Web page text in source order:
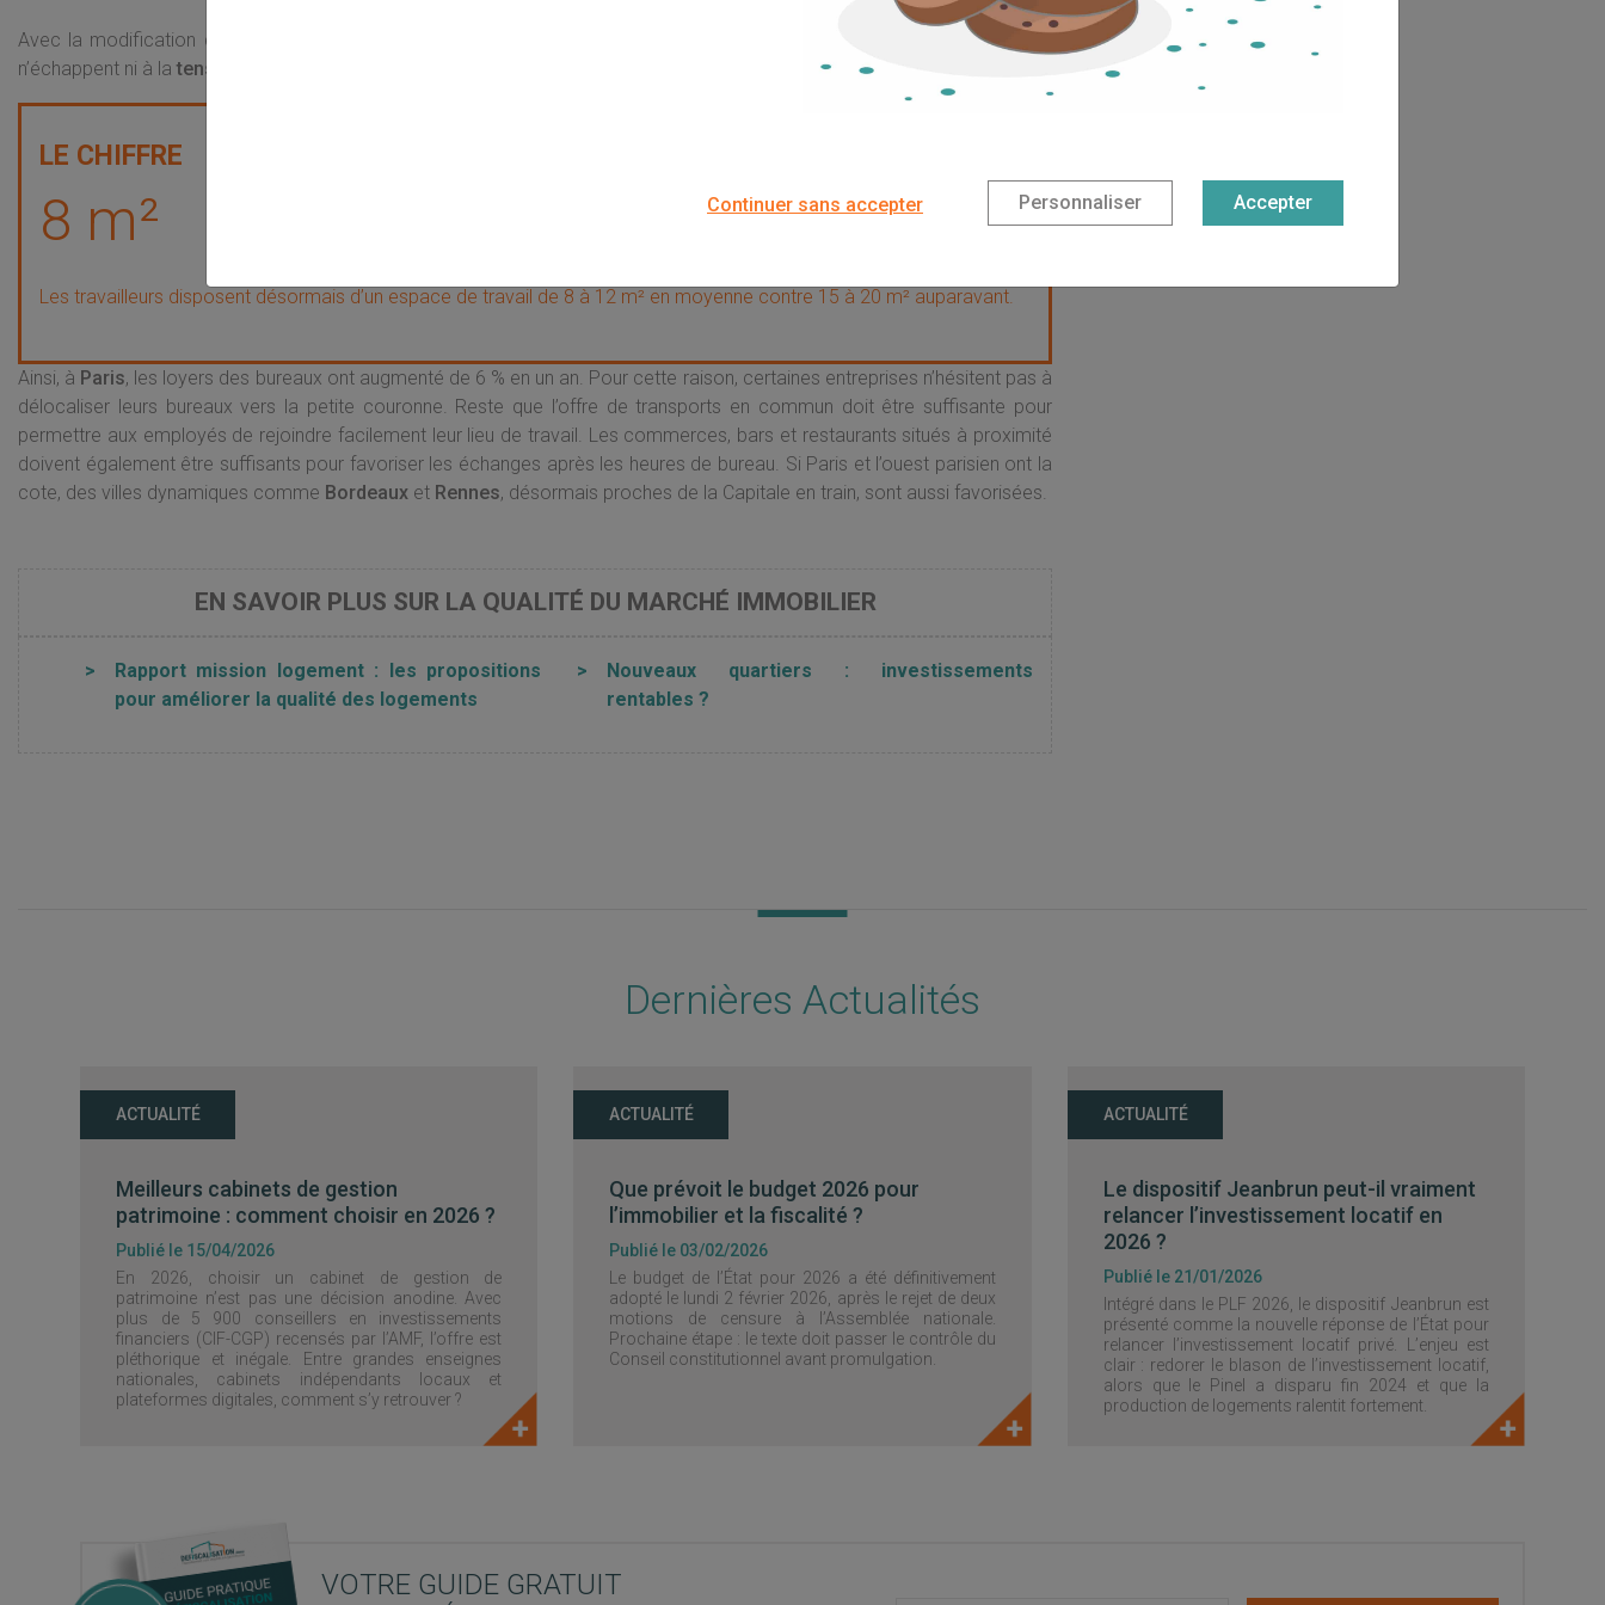
Avec la modification des espaces de travail, la surface disponible par travailleur a baissé au fil des ans. Et les bureaux
n’échappent ni à latension immobilière
8 m²
Les travailleurs disposent désormais d’un espace de travail de 8 à 12 m² en moyenne contre 15 à 20 m² auparavant.
Ainsi, à Paris, les loyers des bureaux ont augmenté de 6 % en un an. Pour cette raison, certaines entreprises n’hésitent pas à
délocaliser leurs bureaux vers la petite couronne. Reste que l’offre de transports en commun doit être suffisante pour
permettre aux employés de rejoindre facilement leur lieu de travail. Les commerces, bars et restaurants situés à proximité
doivent également être suffisants pour favoriser les échanges après les heures de bureau. Si Paris et l’ouest parisien ont la
cote, des villes dynamiques comme Bordeaux et Rennes, désormais proches de la Capitale en train, sont aussi favorisées.
EN SAVOIR PLUS SUR LA QUALITÉ DU MARCHÉ IMMOBILIER
>
Rapport mission logement : les propositions
pour améliorer la qualité des logements
>
Nouveaux quartiers : investissements
rentables ?
Dernières Actualités
ACTUALITÉ
Meilleurs cabinets de gestion
patrimoine : comment choisir en 2026 ?
Publié le 15/04/2026
En 2026, choisir un cabinet de gestion de
patrimoine n’est pas une décision anodine. Avec
plus de 5 900 conseillers en investissements
financiers (CIF-CGP) recensés par l’AMF, l’offre est
pléthorique et inégale. Entre grandes enseignes
nationales, cabinets indépendants locaux et
plateformes digitales, comment s’y retrouver ?
ACTUALITÉ
Que prévoit le budget 2026 pour
l’immobilier et la fiscalité ?
Publié le 03/02/2026
Le budget de l’État pour 2026 a été définitivement
adopté le lundi 2 février 2026, après le rejet de deux
motions de censure à l’Assemblée nationale.
Prochaine étape : le texte doit passer le contrôle du
Conseil constitutionnel avant promulgation.
ACTUALITÉ
Le dispositif Jeanbrun peut-il vraiment
relancer l’investissement locatif en
2026 ?
Publié le 21/01/2026
Intégré dans le PLF 2026, le dispositif Jeanbrun est
présenté comme la nouvelle réponse de l’État pour
relancer l’investissement locatif privé. L’enjeu est
clair : redorer le blason de l’investissement locatif,
alors que le Pinel a disparu fin 2024 et que la
production de logements ralentit fortement.
VOTRE GUIDE GRATUIT
Continuer sans accepter Personnaliser Accepter